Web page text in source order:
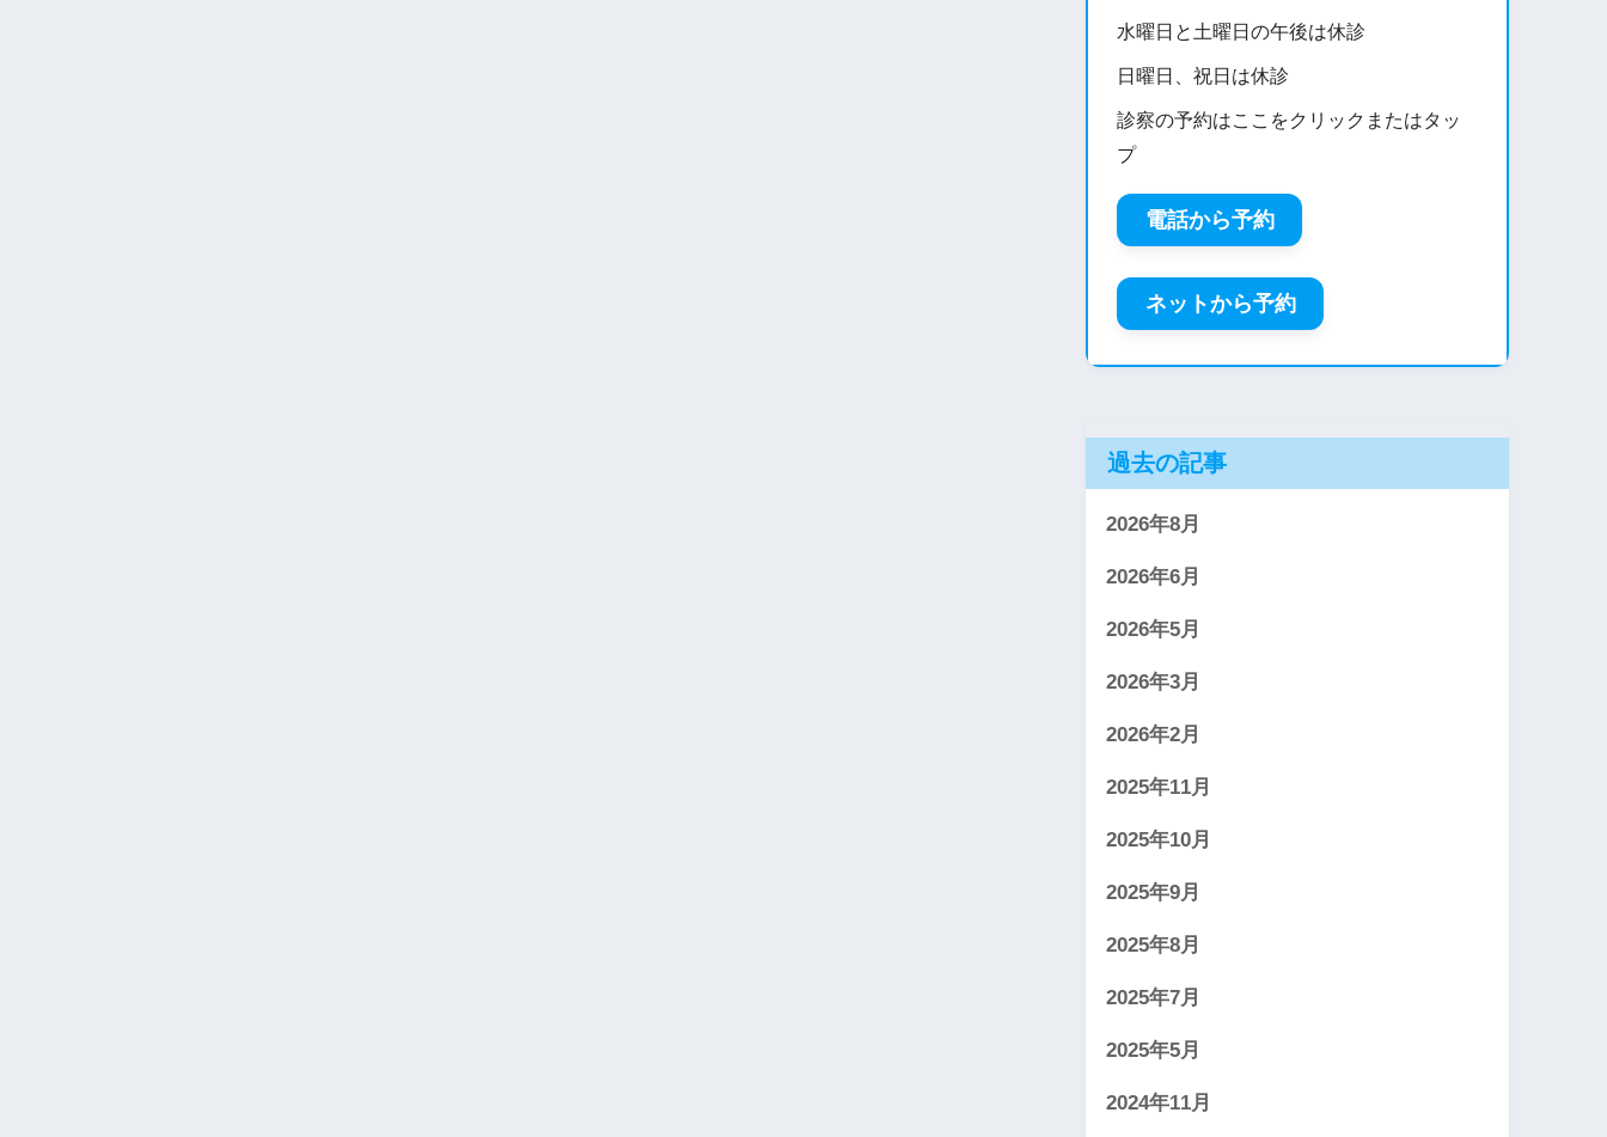
水曜日と土曜日の午後は休診
日曜日、祝日は休診
診察の予約はここをクリックまたはタッ
プ
電話から予約
ネットから予約
過去の記事
2026年8月
2026年6月
2026年5月
2026年3月
2026年2月
2025年11月
2025年10月
2025年9月
2025年8月
2025年7月
2025年5月
2024年11月